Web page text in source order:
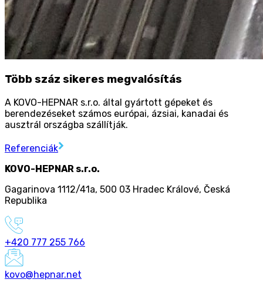
Több száz sikeres megvalósítás
A KOVO-HEPNAR s.r.o. által gyártott gépeket és
berendezéseket számos európai, ázsiai, kanadai és
ausztrál országba szállítják.
Referenciák
KOVO-HEPNAR s.r.o.
Gagarinova 1112/41a, 500 03 Hradec Králové, Česká
Republika
+420 777 255 766
kovo@hepnar.net